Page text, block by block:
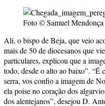
Foto © Samuel Mendonça
Ali, o bispo de Beja, que veio
mais de 50 de diocesanos que
particulares, explicou que a
todo, desde o alto ao baixo”. “É
serra, vos confio a imagem de
ela poise no coração dos
dos alentejanos”, desejou D.